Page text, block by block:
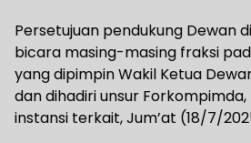
Persetujuan pendukung Dewan
bicara masing-masing fraksi
yang dipimpin Wakil Ketua
dan dihadiri unsur
instansi terkait, Jum’at (18/7/